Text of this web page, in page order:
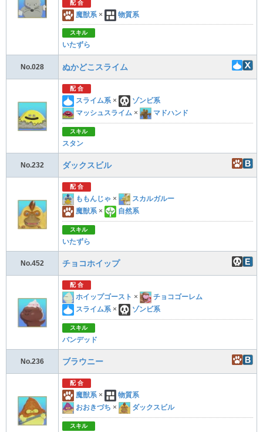
配 合
魔獣系 × 物質系
スキル
いたずら
No.028 ぬかどこスライム
配 合
スライム系 ×
ゾンビ系
マッシュスライム × マドハンド
スキル
スタン
No.232 ダックスビル
配 合
ももんじゃ ×
スカルガルー
魔獣系 × 自然系
スキル
いたずら
No.452 チョコホイップ
配 合
ホイップゴースト ×
チョコゴーレム
スライム系 × ゾンビ系
スキル
バンデッド
No.236 ブラウニー
配 合
魔獣系 ×
物質系
おおきづち × ダックスビル
スキル